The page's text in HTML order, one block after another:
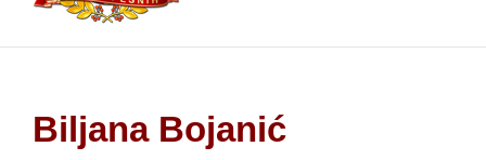
Biljana Bojanić